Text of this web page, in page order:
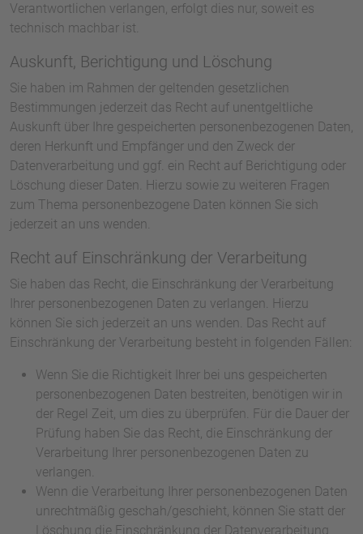
Verantwortlichen verlangen, erfolgt dies nur, soweit es
technisch machbar ist.
Auskunft, Berichtigung und Löschung
Sie haben im Rahmen der geltenden gesetzlichen
Bestimmungen jederzeit das Recht auf unentgeltliche
Auskunft über Ihre gespeicherten personenbezogenen Daten,
deren Herkunft und Empfänger und den Zweck der
Datenverarbeitung und ggf. ein Recht auf Berichtigung oder
Löschung dieser Daten. Hierzu sowie zu weiteren Fragen
zum Thema personenbezogene Daten können Sie sich
jederzeit an uns wenden.
Recht auf Einschränkung der Verarbeitung
Sie haben das Recht, die Einschränkung der Verarbeitung
Ihrer personenbezogenen Daten zu verlangen. Hierzu
können Sie sich jederzeit an uns wenden. Das Recht auf
Einschränkung der Verarbeitung besteht in folgenden Fällen:
Wenn Sie die Richtigkeit Ihrer bei uns gespeicherten
personenbezogenen Daten bestreiten, benötigen wir in
der Regel Zeit, um dies zu überprüfen. Für die Dauer der
Prüfung haben Sie das Recht, die Einschränkung der
Verarbeitung Ihrer personenbezogenen Daten zu
verlangen.
Wenn die Verarbeitung Ihrer personenbezogenen Daten
unrechtmäßig geschah/geschieht, können Sie statt der
Löschung die Einschränkung der Datenverarbeitung